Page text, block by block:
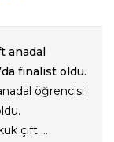
anadal
finalist oldu.
öğrencisi
çift ...